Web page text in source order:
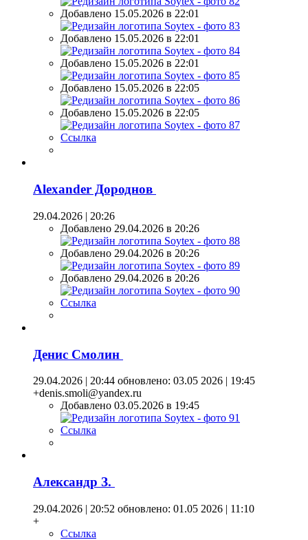
Добавлено 15.05.2026 в 22:01
Добавлено 15.05.2026 в 22:01
Добавлено 15.05.2026 в 22:01
Добавлено 15.05.2026 в 22:05
Добавлено 15.05.2026 в 22:05
Ссылка
Alexander Дороднов
29.04.2026 | 20:26
Добавлено 29.04.2026 в 20:26
Добавлено 29.04.2026 в 20:26
Добавлено 29.04.2026 в 20:26
Ссылка
Денис Смолин
29.04.2026 | 20:44 обновлено: 03.05 2026 | 19:45
+denis.smoli@yandex.ru
Добавлено 03.05.2026 в 19:45
Ссылка
Александр З.
29.04.2026 | 20:52 обновлено: 01.05 2026 | 11:10
+
Ссылка